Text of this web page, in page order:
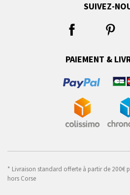
SUIVEZ-
PAIEMENT &
* Livraison standard offerte à partir de 200€
hors Corse